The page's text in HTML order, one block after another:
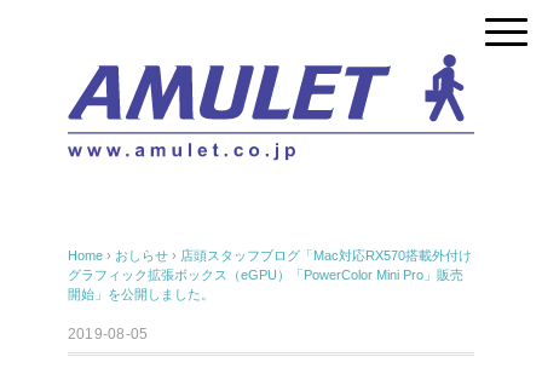
Home › おしらせ › 店頭スタッフブログ「Mac対応RX570搭載外付け
グラフィック拡張ボックス（eGPU）「PowerColor Mini Pro」販売
開始」を公開しました。
2019-08-05